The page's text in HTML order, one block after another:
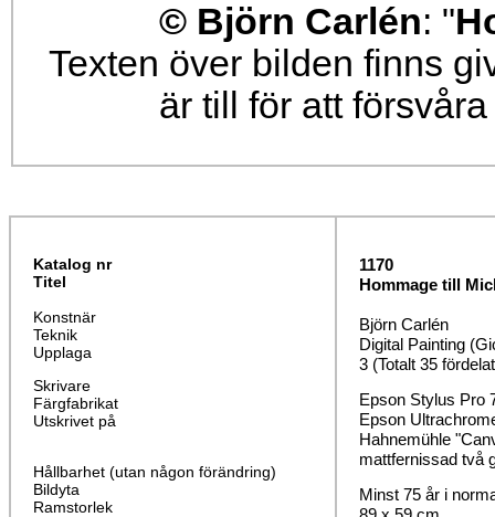
© Björn Carlén: "
Texten över bilden finns
är till för att
Katalog nr
Titel
Konstnär
Teknik
Upplaga
Skrivare
Färgfabrikat
Utskrivet på
Hållbarhet (utan någon förändring)
Bildyta
Ramstorlek
1170
Hommage till
Björn Carlén
Digital Painting
3 (Totalt 35
Epson Stylus Pro
Epson
Hahnemühle
mattfernissad två
Minst 75 år i